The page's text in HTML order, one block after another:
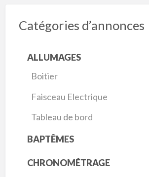
Catégories d’annonces
ALLUMAGES
Boitier
Faisceau Electrique
Tableau de bord
BAPTÊMES
CHRONOMÉTRAGE